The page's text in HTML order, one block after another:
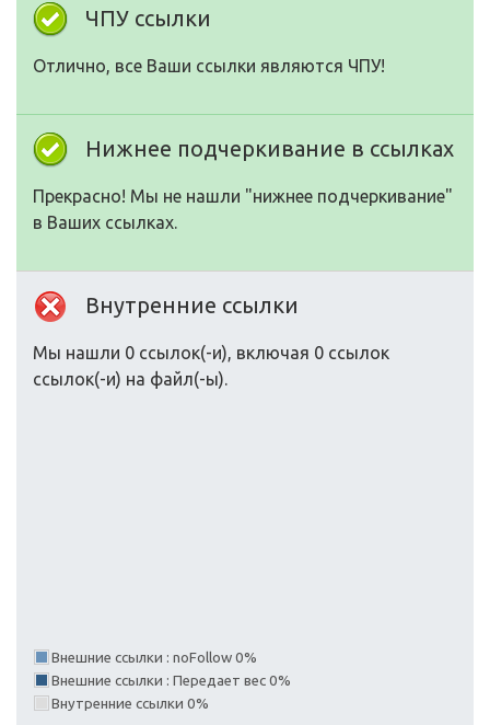
ЧПУ ссылки
Отлично, все Ваши ссылки являются ЧПУ!
Нижнее подчеркивание в ссылках
Прекрасно! Мы не нашли "нижнее подчеркивание"
в Ваших ссылках.
Внутренние ссылки
Мы нашли 0 ссылок(-и), включая 0 ссылок
ссылок(-и) на файл(-ы).
Внешние ссылки : noFollow 0%
Внешние ссылки : Передает вес 0%
Внутренние ссылки 0%